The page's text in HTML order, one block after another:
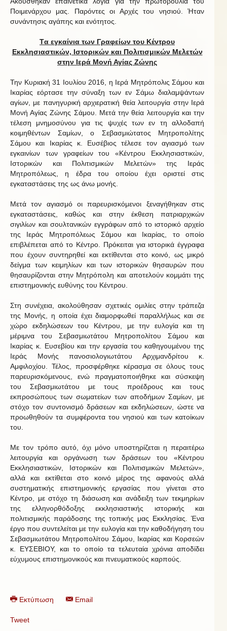
Ποιμενάρχου μας. Παρόντες οι Αρχές του νησιού. Ήταν
συνάντησις αγάπης και ενότητος.
Tα εγκαίνια των Γραφείων του Κέντρου
Εκκλησιαστικών, Ιστορικών και Πολιτισμικών Μελετών
στην Ιερά Μονή Αγίας Ζώνης
Την Κυριακή 31 Ιουλίου 2016, η Ιερά Μητρόπολις Σάμου και
Ικαρίας εόρτασε την σύναξη των εν Σάμω διαλαμψάντων
αγίων, με πανηγυρική αρχιερατική θεία λειτουργία στην Ιερά
Μονή Αγίας Ζώνης Σάμου. Μετά την θεία λειτουργία και την
τέλεση μνημοσύνου για τις ψυχές των εν τη αλλοδαπή
κοιμηθέντων Σαμίων, ο Σεβασμιώτατος Μητροπολίτης
Σάμου και Ικαρίας κ. Ευσέβιος τέλεσε τον αγιασμό των
εγκαινίων των γραφείων του «Κέντρου Εκκλησιαστικών,
Ιστορικών και Πολιτισμικών Μελετών» της Ιεράς
Μητροπόλεως, η έδρα του οποίου έχει οριστεί στις
εγκαταστάσεις της ως άνω μονής.
Μετά τον αγιασμό οι παρευρισκόμενοι ξεναγήθηκαν στις
εγκαταστάσεις, καθώς και στην έκθεση πατριαρχικών
σιγιλίων και σουλτανικών εγγράφων από το ιστορικό αρχείο
της Ιεράς Μητροπόλεως Σάμου και Ικαρίας, το οποίο
επιβλέπεται από το Κέντρο. Πρόκειται για ιστορικά έγγραφα
που έχουν συντηρηθεί και εκτίθενται στο κοινό, ως μικρό
δείγμα των κειμηλίων και των ιστορικών θησαυρών που
θησαυρίζονται στην Μητρόπολη και αποτελούν κομμάτι της
επιστημονικής ευθύνης του Κέντρου.
Στη συνέχεια, ακολούθησαν σχετικές ομιλίες στην τράπεζα
της Μονής, η οποία έχει διαμορφωθεί παραλλήλως και σε
χώρο εκδηλώσεων του Κέντρου, με την ευλογία και τη
μέριμνα του Σεβασμιωτάτου Μητροπολίτου Σάμου και
Ικαρίας κ. Ευσεβίου και την εργασία του καθηγουμένου της
Ιεράς Μονής πανοσιολογιωτάτου Αρχιμανδρίτου κ.
Αμφιλοχίου. Τέλος, προσφέρθηκε κέρασμα σε όλους τους
παρευρισκόμενους, ενώ πραγματοποιήθηκε και σύσκεψη
του Σεβασμιωτάτου με τους προέδρους και τους
εκπροσώπους των σωματείων των αποδήμων Σαμίων, με
στόχο τον συντονισμό δράσεων και εκδηλώσεων, ώστε να
προωθηθούν τα συμφέροντα του νησιού και των κατοίκων
του.
Με τον τρόπο αυτό, όχι μόνο υποστηρίζεται η περαιτέρω
λειτουργία και οργάνωση των δράσεων του «Κέντρου
Εκκλησιαστικών, Ιστορικών και Πολιτισμικών Μελετών»,
αλλά και εκτίθεται στο κοινό μέρος της αφανούς αλλά
συστηματικής επιστημονικής εργασίας που γίνεται στο
Κέντρο, με στόχο τη διάσωση και ανάδειξη των τεκμηρίων
της ελληνορθόδοξης εκκλησιαστικής ιστορικής και
πολιτισμικής παράδοσης της τοπικής μας Εκκλησίας. Ένα
έργο που συντελείται με την ευλογία και την καθοδήγηση του
Σεβασμιωτάτου Μητροπολίτου Σάμου, Ικαρίας και Κορσεών
κ. ΕΥΣΕΒΙΟΥ, και το οποίο τα τελευταία χρόνια αποδίδει
εύχυμους επιστημονικούς και πνευματικούς καρπούς.
Εκτύπωση Email
Tweet